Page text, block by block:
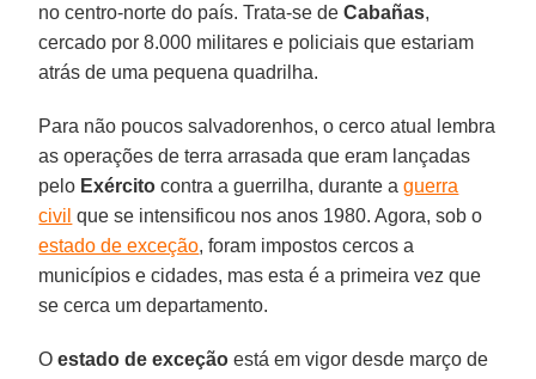
no centro-norte do país. Trata-se deCabañas,
cercado por 8.000 militares e policiais que estariam
atrás de uma pequena quadrilha.
Para não poucos salvadorenhos, o cerco atual lembra
as operações de terra arrasada que eram lançadas
pelo Exército contra a guerrilha, durante aguerra
civil que se intensificou nos anos 1980. Agora, sob o
estado de exceção, foram impostos cercos a
municípios e cidades, mas esta é a primeira vez que
se cerca um departamento.
Oestado de exceção está em vigor desde março de